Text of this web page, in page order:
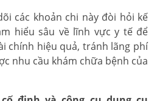
các khoản chi này đòi hỏi kế
hiểu sâu về lĩnh vực y tế để
chính hiệu quả, tránh lãng phí
nhu cầu khám chữa bệnh của